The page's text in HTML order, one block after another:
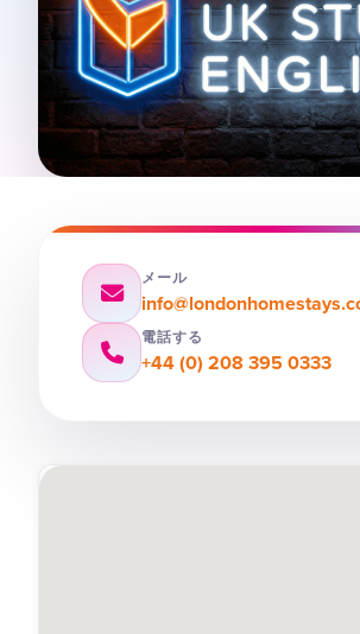
メール
電話する
+44 (0) 208 395 0333